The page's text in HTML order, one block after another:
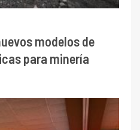
modelos de
para minería